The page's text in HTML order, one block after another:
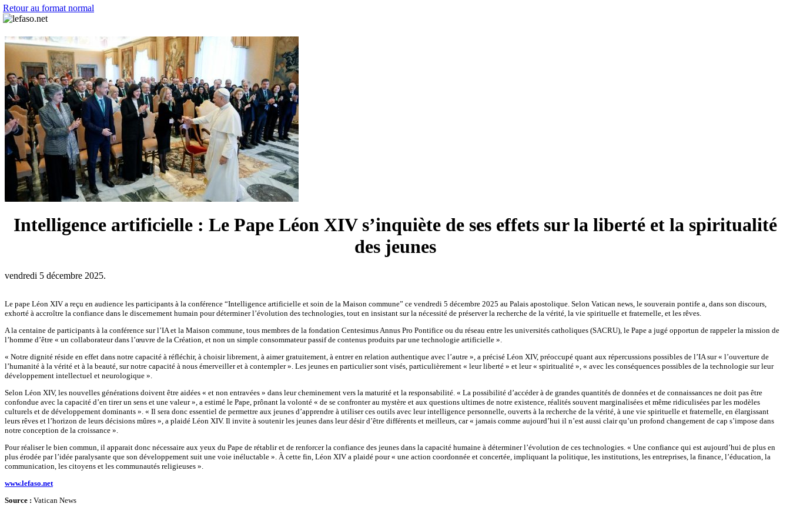
Retour au format normal
Intelligence artificielle : Le Pape Léon XIV s’inquiète de ses effets sur la liberté et la spiritualité
des jeunes
vendredi 5 décembre 2025.
Le pape Léon XIV a reçu en audience les participants à la conférence “Intelligence artificielle et soin de la Maison commune” ce vendredi 5 décembre 2025 au Palais apostolique. Selon Vatican news, le souverain pontife a, dans son discours,
exhorté à accroître la confiance dans le discernement humain pour déterminer l’évolution des technologies, tout en insistant sur la nécessité de préserver la recherche de la vérité, la vie spirituelle et fraternelle, et les rêves.
A la centaine de participants à la conférence sur l’IA et la Maison commune, tous membres de la fondation Centesimus Annus Pro Pontifice ou du réseau entre les universités catholiques (SACRU), le Pape a jugé opportun de rappeler la mission de
l’homme d’être « un collaborateur dans l’œuvre de la Création, et non un simple consommateur passif de contenus produits par une technologie artificielle ».
« Notre dignité réside en effet dans notre capacité à réfléchir, à choisir librement, à aimer gratuitement, à entrer en relation authentique avec l’autre », a précisé Léon XIV, préoccupé quant aux répercussions possibles de l’IA sur « l’ouverture de
l’humanité à la vérité et à la beauté, sur notre capacité à nous émerveiller et à contempler ». Les jeunes en particulier sont visés, particulièrement « leur liberté » et leur « spiritualité », « avec les conséquences possibles de la technologie sur leur
développement intellectuel et neurologique ».
Selon Léon XIV, les nouvelles générations doivent être aidées « et non entravées » dans leur cheminement vers la maturité et la responsabilité. « La possibilité d’accéder à de grandes quantités de données et de connaissances ne doit pas être
confondue avec la capacité d’en tirer un sens et une valeur », a estimé le Pape, prônant la volonté « de se confronter au mystère et aux questions ultimes de notre existence, réalités souvent marginalisées et même ridiculisées par les modèles
culturels et de développement dominants ». « Il sera donc essentiel de permettre aux jeunes d’apprendre à utiliser ces outils avec leur intelligence personnelle, ouverts à la recherche de la vérité, à une vie spirituelle et fraternelle, en élargissant
leurs rêves et l’horizon de leurs décisions mûres », a plaidé Léon XIV. Il invite à soutenir les jeunes dans leur désir d’être différents et meilleurs, car « jamais comme aujourd’hui il n’est aussi clair qu’un profond changement de cap s’impose dans
notre conception de la croissance ».
Pour réaliser le bien commun, il apparait donc nécessaire aux yeux du Pape de rétablir et de renforcer la confiance des jeunes dans la capacité humaine à déterminer l’évolution de ces technologies. « Une confiance qui est aujourd’hui de plus en
plus érodée par l’idée paralysante que son développement suit une voie inéluctable ». À cette fin, Léon XIV a plaidé pour « une action coordonnée et concertée, impliquant la politique, les institutions, les entreprises, la finance, l’éducation, la
communication, les citoyens et les communautés religieuses ».
www.lefaso.net
Source : Vatican News